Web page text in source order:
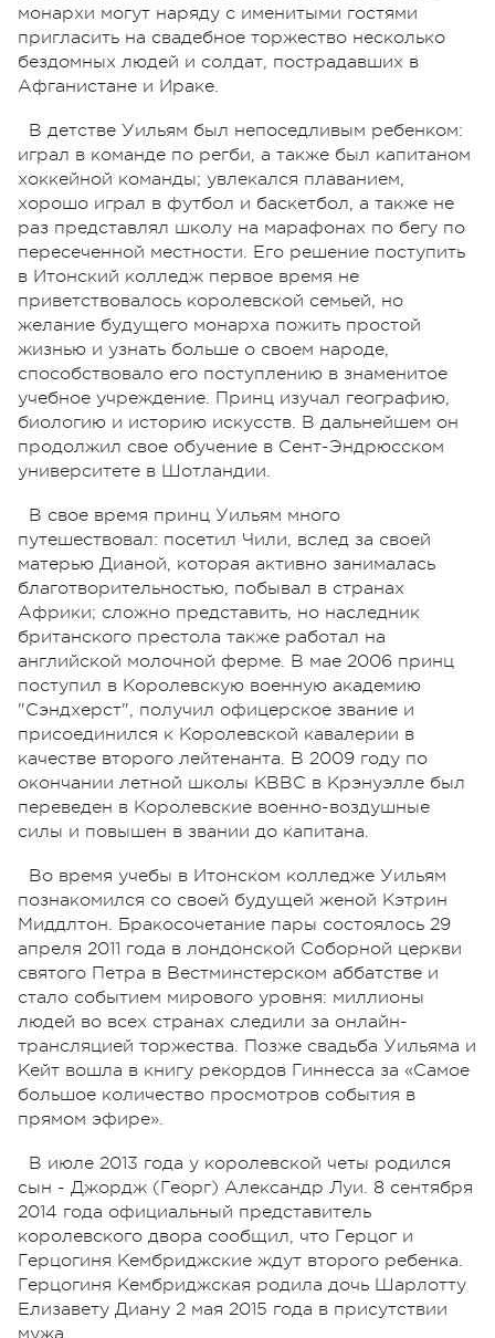
монархи могут наряду с именитыми гостями
пригласить на свадебное торжество несколько
бездомных людей и солдат, пострадавших в
Афганистане и Ираке.
В детстве Уильям был непоседливым ребенком:
играл в команде по регби, а также был капитаном
хоккейной команды; увлекался плаванием,
хорошо играл в футбол и баскетбол, а также не
раз представлял школу на марафонах по бегу по
пересеченной местности. Его решение поступить
в Итонский колледж первое время не
приветствовалось королевской семьей, но
желание будущего монарха пожить простой
жизнью и узнать больше о своем народе,
способствовало его поступлению в знаменитое
учебное учреждение. Принц изучал географию,
биологию и историю искусств. В дальнейшем он
продолжил свое обучение в Сент-Эндрюсском
университете в Шотландии.
В свое время принц Уильям много
путешествовал: посетил Чили, вслед за своей
матерью Дианой, которая активно занималась
благотворительностью, побывал в странах
Африки; сложно представить, но наследник
британского престола также работал на
английской молочной ферме. В мае 2006 принц
поступил в Королевскую военную академию
"Сэндхерст", получил офицерское звание и
присоединился к Королевской кавалерии в
качестве второго лейтенанта. В 2009 году по
окончании летной школы КВВС в Крэнуэлле был
переведен в Королевские военно-воздушные
силы и повышен в звании до капитана.
Во время учебы в Итонском колледже Уильям
познакомился со своей будущей женой Кэтрин
Миддлтон. Бракосочетание пары состоялось 29
апреля 2011 года в лондонской Соборной церкви
святого Петра в Вестминстерском аббатстве и
стало событием мирового уровня: миллионы
людей во всех странах следили за онлайн-
трансляцией торжества. Позже свадьба Уильяма и
Кейт вошла в книгу рекордов Гиннесса за «Самое
большое количество просмотров события в
прямом эфире».
В июле 2013 года у королевской четы родился
сын - Джордж (Георг) Александр Луи. 8 сентября
2014 года официальный представитель
королевского двора сообщил, что Герцог и
Герцогиня Кембриджские ждут второго ребенка.
Герцогиня Кембриджская родила дочь Шарлотту
Елизавету Диану 2 мая 2015 года в присутствии
мужа.